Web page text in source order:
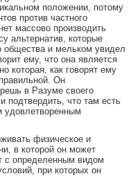
положении, потому
против частного
массово производить
альтернатив, которые
общества и мельком увидел
ему, что она является
которая, как говорят ему
Он
в Разуме своего
подтвердить, что там есть
удовлетворенным
физическое и
в которой он может
с определенным видом
при которых он